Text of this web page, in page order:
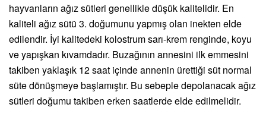
hayvanların ağız sütleri genellikle düşük kalitelidir. En
kaliteli ağız sütü 3. doğumunu yapmış olan inekten elde
edilendir. İyi kalitedeki kolostrum sarı-krem renginde, koyu
ve yapışkan kıvamdadır. Buzağının annesini ilk emmesini
takiben yaklaşık 12 saat içinde annenin ürettiği süt normal
süte dönüşmeye başlamıştır. Bu sebeple depolanacak ağız
sütleri doğumu takiben erken saatlerde elde edilmelidir.